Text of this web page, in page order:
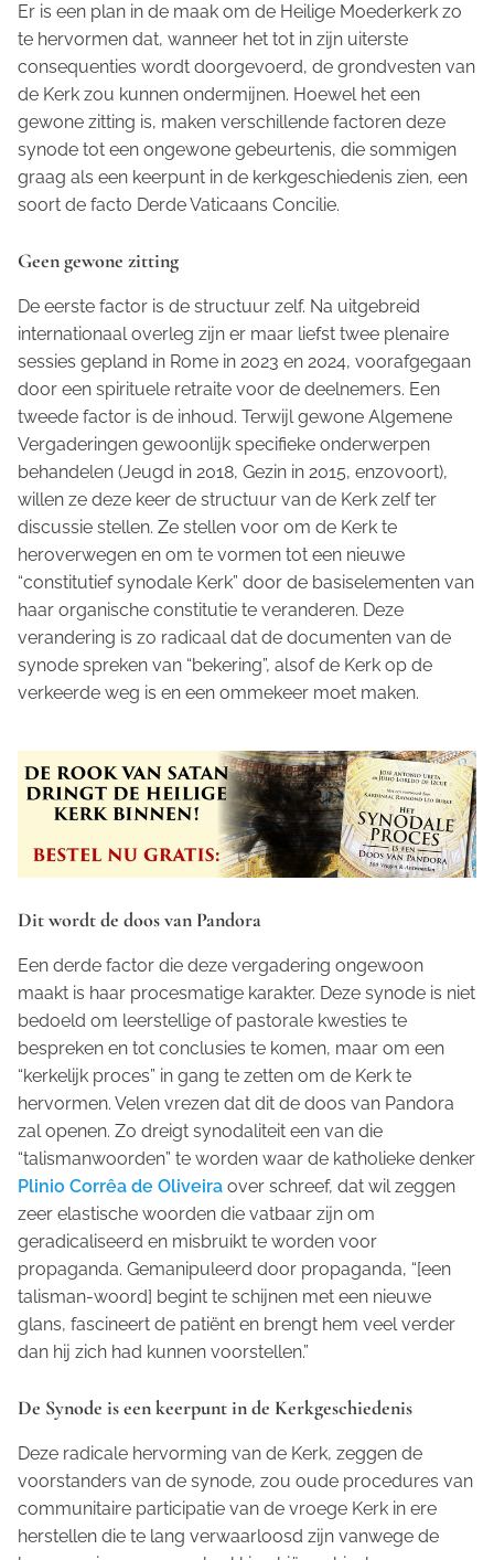
Er is een plan in de maak om de Heilige Moederkerk zo
te hervormen dat, wanneer het tot in zijn uiterste
consequenties wordt doorgevoerd, de grondvesten van
de Kerk zou kunnen ondermijnen. Hoewel het een
gewone zitting is, maken verschillende factoren deze
synode tot een ongewone gebeurtenis, die sommigen
graag als een keerpunt in de kerkgeschiedenis zien, een
soort de facto Derde Vaticaans Concilie.
Geen gewone zitting
De eerste factor is de structuur zelf. Na uitgebreid
internationaal overleg zijn er maar liefst twee plenaire
sessies gepland in Rome in 2023 en 2024, voorafgegaan
door een spirituele retraite voor de deelnemers. Een
tweede factor is de inhoud. Terwijl gewone Algemene
Vergaderingen gewoonlijk specifieke onderwerpen
behandelen (Jeugd in 2018, Gezin in 2015, enzovoort),
willen ze deze keer de structuur van de Kerk zelf ter
discussie stellen. Ze stellen voor om de Kerk te
heroverwegen en om te vormen tot een nieuwe
“constitutief synodale Kerk” door de basiselementen van
haar organische constitutie te veranderen. Deze
verandering is zo radicaal dat de documenten van de
synode spreken van “bekering”, alsof de Kerk op de
verkeerde weg is en een ommekeer moet maken.
Dit wordt de doos van Pandora
Een derde factor die deze vergadering ongewoon
maakt is haar procesmatige karakter. Deze synode is niet
bedoeld om leerstellige of pastorale kwesties te
bespreken en tot conclusies te komen, maar om een
“kerkelijk proces” in gang te zetten om de Kerk te
hervormen. Velen vrezen dat dit de doos van Pandora
zal openen. Zo dreigt synodaliteit een van die
“talismanwoorden” te worden waar de katholieke denker
Plinio Corrêa de Oliveira over schreef, dat wil zeggen
zeer elastische woorden die vatbaar zijn om
geradicaliseerd en misbruikt te worden voor
propaganda. Gemanipuleerd door propaganda, “[een
talisman-woord] begint te schijnen met een nieuwe
glans, fascineert de patiënt en brengt hem veel verder
dan hij zich had kunnen voorstellen.”
De Synode is een keerpunt in de Kerkgeschiedenis
Deze radicale hervorming van de Kerk, zeggen de
voorstanders van de synode, zou oude procedures van
communitaire participatie van de vroege Kerk in ere
herstellen die te lang verwaarloosd zijn vanwege de